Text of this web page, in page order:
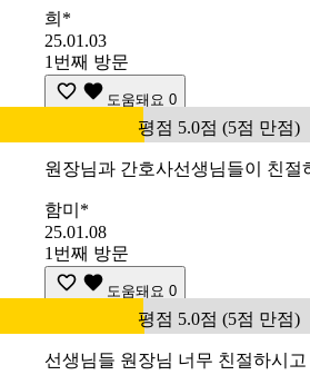
희*
25.01.03
1번째 방문
도움돼요 0
평점 5.0점 (5점 만점)
원장님과 간호사선생님들이 친절
함미*
25.01.08
1번째 방문
도움돼요 0
평점 5.0점 (5점 만점)
선생님들 원장님 너무 친절하시